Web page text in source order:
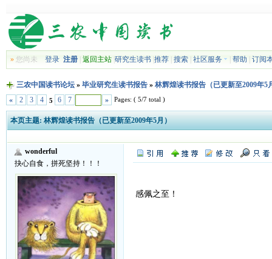
»您尚未 登录 注册| 返回主站| 研究生读书| 推荐| 搜索| 社区服务 帮助 订阅
三农中国读书论坛» 毕业研究生读书报告» 林辉煌读书报告（已更新至2009年5
«
2 3 4 5 6 7 » Pages: ( 5/7 total )
本页主题: 林辉煌读书报告（已更新至2009年5月）
wonderful
抉心自食，拼死坚持！！！
感佩之至！